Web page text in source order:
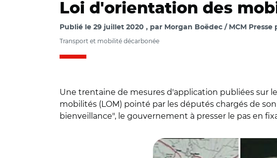
Loi d'orientation des
Publié le 29 juillet 2020 par Morgan Boëdec / MCM Presse
Transport et mobilité décarbonée
Une trentaine de mesures d'application publiées sur
mobilités (LOM) pointé par les députés chargés de
bienveillance", le gouvernement à presser le pas en